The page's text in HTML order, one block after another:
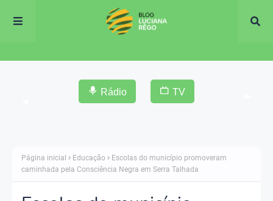
Rádio TV
Página inicial Educação
Escolas do município promoveram
caminhada pela Consciência Negra em Serra Talhada